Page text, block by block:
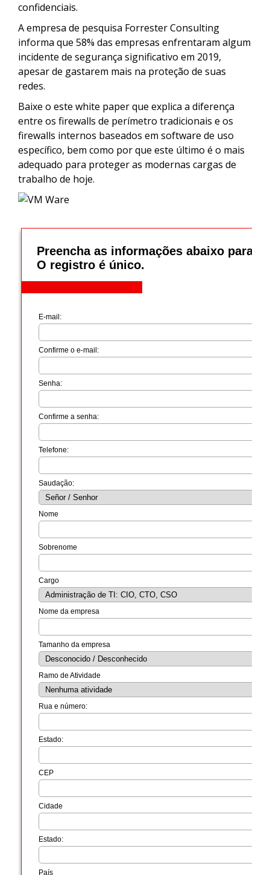
confidenciais.
A empresa de pesquisa Forrester Consulting
informa que 58% das empresas enfrentaram algum
incidente de segurança significativo em 2019,
apesar de gastarem mais na proteção de suas
redes.
Baixe o este white paper que explica a diferença
entre os firewalls de perímetro tradicionais e os
firewalls internos baseados em software de uso
específico, bem como por que este último é o mais
adequado para proteger as modernas cargas de
trabalho de hoje.